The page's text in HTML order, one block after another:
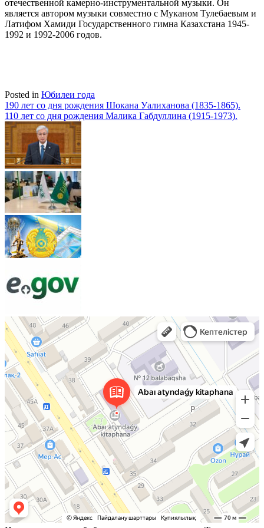
отечественной камерно-инструментальной музыки. Он
является автором музыки совместно с Муканом Тулебаевым и
Латифом Хамиди Государственного гимна Казахстана 1945-
1992 и 1992-2006 годов.
Posted in Юбилеи года
Навигация
по
записям
190 лет со дня рождения Шокана Уалиханова (1835-1865).
110 лет со дня рождения Малика Габдуллина (1915-1973).